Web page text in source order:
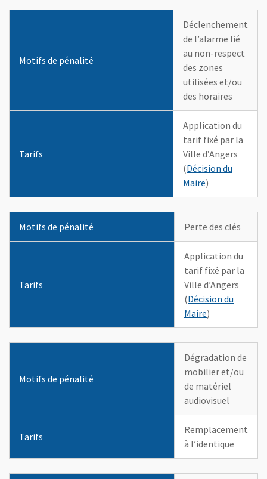
Si nécessaire un lien vers une alternative textuelle est
Déclenchement de l’alarme lié au non-respect
Perte des clés
Dégradation de mobilier et/ou de matériel audiovisuel
Vol de matériel
Non enlèvement des déchets, cartons laissés dans les salles
Non-respect des consignes : fermeture portes
et/ou fenêtres, éclairage, rangement des espaces utilisés
Motifs de pénalité
Déclenchement
de l’alarme lié
au non-respect
des zones
utilisées et/ou
des horaires
Tarifs
Application du
tarif fixé par la
Ville d’Angers
(Décision du
Maire, Ouvre une
)
Motifs de pénalité Perte des clés
Tarifs
Application du
tarif fixé par la
Ville d’Angers
(Décision du
Maire, Ouvre une
)
Motifs de pénalité
Dégradation de
mobilier et/ou
de matériel
audiovisuel
Tarifs
Remplacement
à l’identique